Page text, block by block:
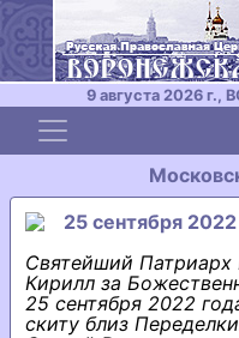
9 августа 2026 г.,
Toggle navigation
25 сентября
Святейший Патриарх
Кирилл за
25 сентября 2022
скиту близ